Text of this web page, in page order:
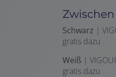
Schwarz |
gratis dazu
Weiß |
gratis dazu